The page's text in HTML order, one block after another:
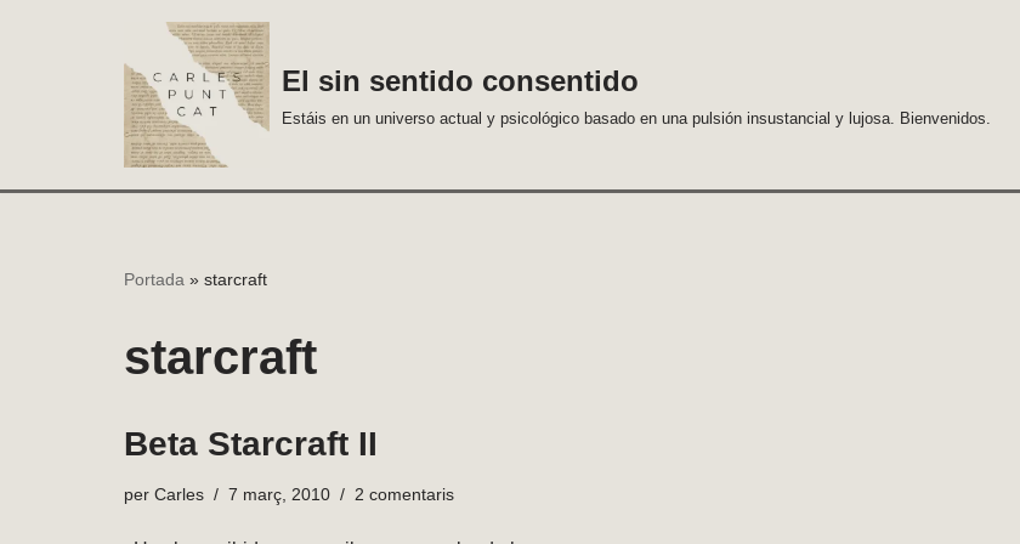
El sin sentido consentido
Estáis en un universo actual y psicológico basado en una pulsión insustancial y lujosa. Bienvenidos.
Portada » starcraft
starcraft
Beta Starcraft II
per Carles 7 març, 2010 2 comentaris